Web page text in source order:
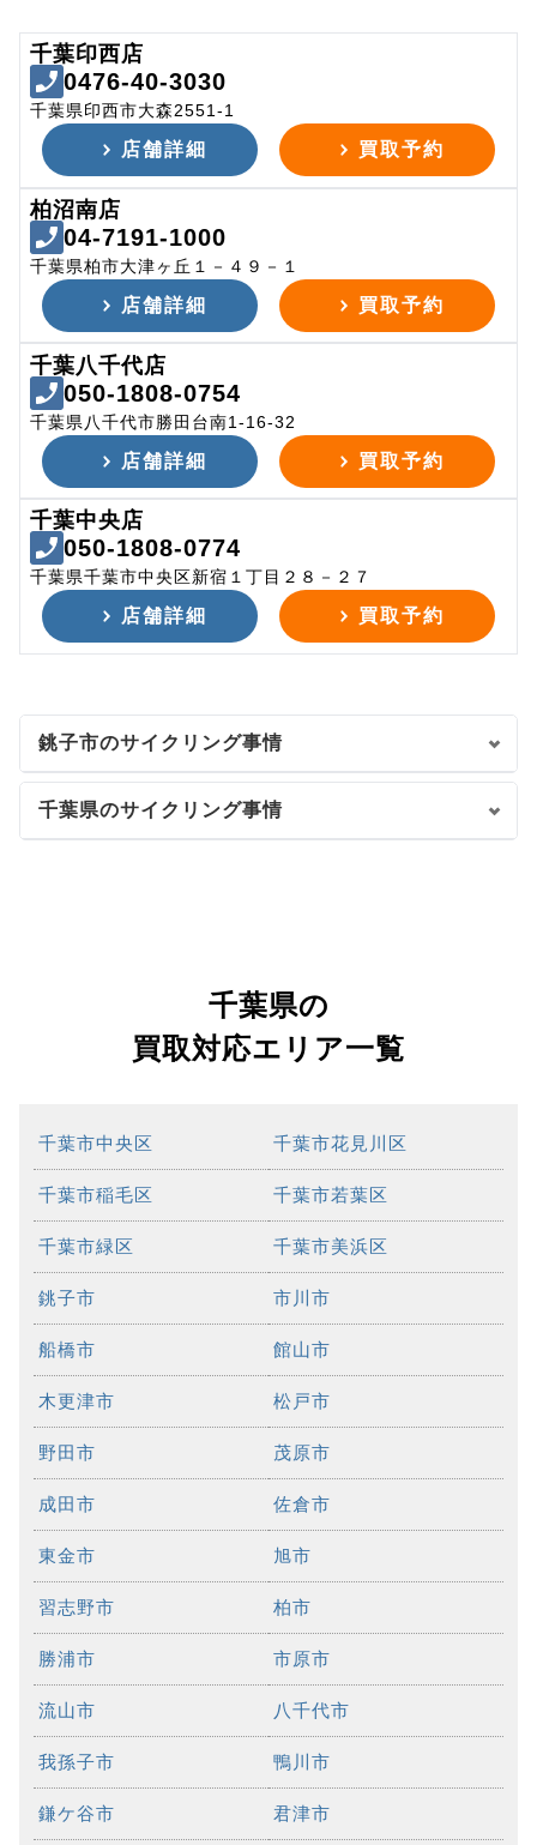
千葉印西店
0476-40-3030
千葉県印西市大森2551-1
店舗詳細 買取予約
柏沼南店
04-7191-1000
千葉県柏市大津ヶ丘１－４９－１
店舗詳細 買取予約
千葉八千代店
050-1808-0754
千葉県八千代市勝田台南1-16-32
店舗詳細 買取予約
千葉中央店
050-1808-0774
千葉県千葉市中央区新宿１丁目２８－２７
店舗詳細 買取予約
銚子市のサイクリング事情
千葉県のサイクリング事情
千葉県の
買取対応エリア一覧
千葉市中央区 千葉市花見川区
千葉市稲毛区 千葉市若葉区
千葉市緑区 千葉市美浜区
銚子市 市川市
船橋市 館山市
木更津市 松戸市
野田市 茂原市
成田市 佐倉市
東金市 旭市
習志野市 柏市
勝浦市 市原市
流山市 八千代市
我孫子市 鴨川市
鎌ケ谷市 君津市